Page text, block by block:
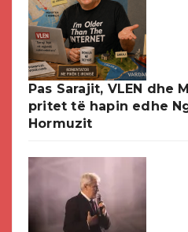
Pas Sarajit, VLEN dhe
pritet të hapin edhe
Hormuzit